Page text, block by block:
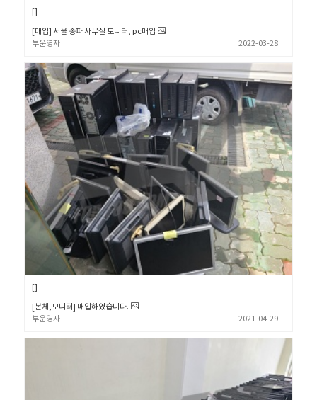
[매입] 서울 송파 사무실 모니터, pc매입
부운영자
2022-03-28
[본체,모니터] 매입하였습니다.
부운영자
2021-04-29